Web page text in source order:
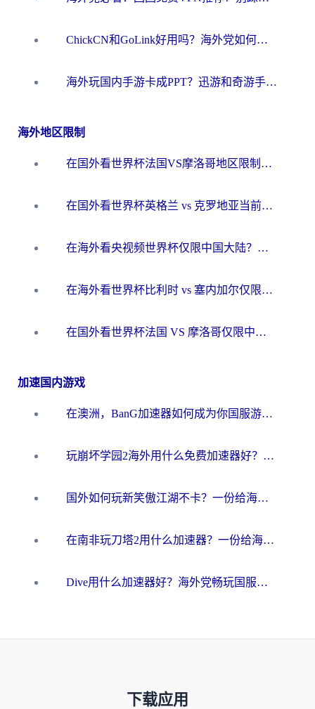
ChickCN和GoLink好用吗？海外党如何选对回国加速器
海外玩国内手游卡成PPT？迅游和奇游手游哪个好？一篇讲透回国加速器怎么选
海外地区限制
在国外看世界杯法国VS摩洛哥地区限制？这篇指南让你流畅看中文解说无压力
在国外看世界杯英格兰 vs 克罗地亚当前地区不可播放？这篇指南帮你搞定所有海外观赛难题
在海外看央视频世界杯仅限中国大陆？这篇指南帮你解锁中文解说+无卡顿直播
在海外看世界杯比利时 vs 塞内加尔仅限中国大陆？我找到了最流畅的中文解说之路
在国外看世界杯法国 VS 摩洛哥仅限中国大陆？海外党这样看中文解说赛事不卡顿
加速国内游戏
在澳洲，BanG加速器如何成为你国服游戏的“时光机”？
玩崩坏学园2海外用什么免费加速器好？2026海外党亲测国服游戏加速指南
国外如何玩新笑傲江湖不卡？一份给海外游子的终极网络指南
在南非玩刀塔2用什么加速器？一份给海外游子的终极生存指南
Dive用什么加速器好？海外党畅玩国服游戏的终极避坑指南
下载应用